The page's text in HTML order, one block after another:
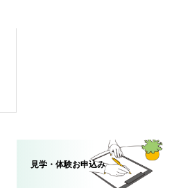
見学・体験お申込み